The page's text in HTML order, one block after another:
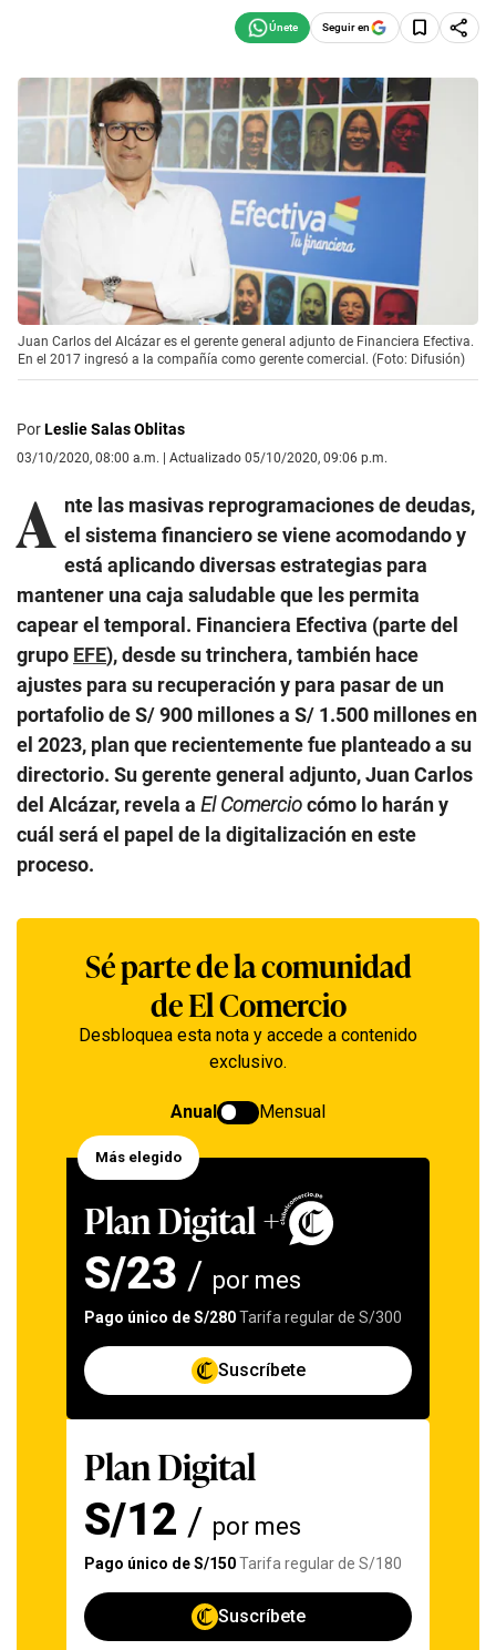
Seguir en
Juan Carlos del Alcázar es el gerente general adjunto de Financiera Efectiva.
En el 2017 ingresó a la compañía como gerente comercial. (Foto: Difusión)
PorLeslie Salas Oblitas
03/10/2020, 08:00 a.m. | Actualizado 05/10/2020, 09:06 p.m.
A nte las masivas reprogramaciones de deudas,
el sistema financiero se viene acomodando y
está aplicando diversas estrategias para
mantener una caja saludable que les permita
capear el temporal. Financiera Efectiva (parte del
grupo EFE), desde su trinchera, también hace
ajustes para su recuperación y para pasar de un
portafolio de S/ 900 millones a S/ 1.500 millones en
el 2023, plan que recientemente fue planteado a su
directorio. Su gerente general adjunto, Juan Carlos
del Alcázar, revela a El Comerciocómo lo harán y
cuál será el papel de la digitalización en este
proceso.